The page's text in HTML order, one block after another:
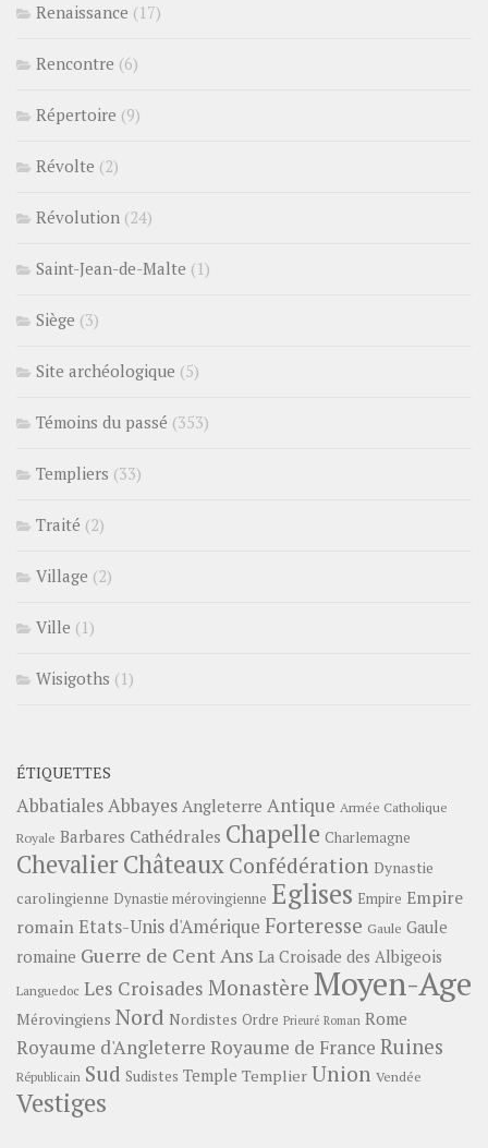
Renaissance (17)
Rencontre (6)
Répertoire (9)
Révolte (2)
Révolution (24)
Saint-Jean-de-Malte (1)
Siège (3)
Site archéologique (5)
Témoins du passé (353)
Templiers (33)
Traité (2)
Village (2)
Ville (1)
Wisigoths (1)
ÉTIQUETTES
AbbatialesAbbayes Angleterre Antique Armée Catholique
Royale Barbares Cathédrales Chapelle Charlemagne
ChevalierChâteauxConfédération Dynastie
carolingienne Dynastie mérovingienne Eglises Empire Empire
romainEtats-Unis d'Amérique Forteresse Gaule Gaule
romaine Guerre de Cent Ans La Croisade des Albigeois
Languedoc Les Croisades Monastère Moyen-Age
Mérovingiens Nord Nordistes Ordre Prieuré Roman Rome
Royaume d'Angleterre Royaume de France Ruines
Républicain Sud Sudistes Temple Templier Union Vendée
Vestiges